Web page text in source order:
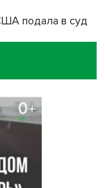
подала в суд